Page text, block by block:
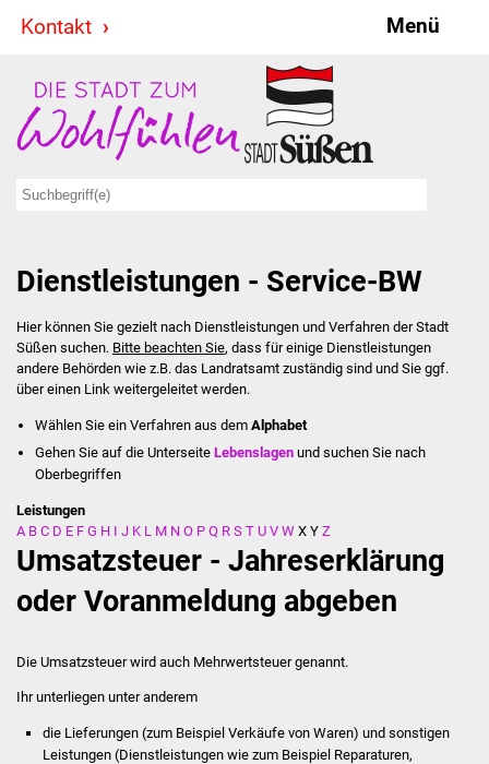
Kontakt Menü
Stadt & Politik
Bürgermeister
Ausschüsse
Ratsinformationssystem
Jugendbeirat
Summerrockfestival
Stadtverwaltung
Ansprechpartner
Kontakt
Dienstleistungen - Service-BW
Hier können Sie gezielt nach Dienstleistungen und Verfahren der Stadt
Süßen suchen. Bitte beachten Sie, dass für einige Dienstleistungen
andere Behörden wie z.B. das Landratsamt zuständig sind und Sie ggf.
über einen Link weitergeleitet werden.
Wählen Sie ein Verfahren aus dem Alphabet
Gehen Sie auf die UnterseiteLebenslagen und suchen Sie nach
Oberbegriffen
Leistungen
A B C D E F G H I J K L M N O P Q R S T U V W X Y Z
Umsatzsteuer - Jahreserklärung
oder Voranmeldung abgeben
Die Umsatzsteuer wird auch Mehrwertsteuer genannt.
Ihr unterliegen unter anderem
die Lieferungen (zum Beispiel Verkäufe von Waren) und sonstigen
Leistungen (Dienstleistungen wie zum Beispiel Reparaturen,